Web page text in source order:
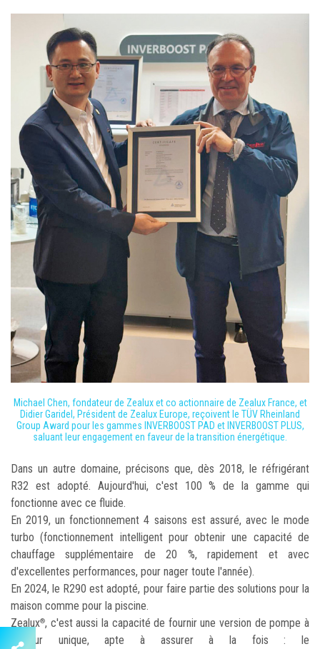
Michael Chen, fondateur de Zealux et co actionnaire de Zealux France, et
Didier Garidel, Président de Zealux Europe, reçoivent le TÜV Rheinland
Group Award pour les gammes INVERBOOST PAD et INVERBOOST PLUS,
saluant leur engagement en faveur de la transition énergétique.
Dans un autre domaine, précisons que, dès 2018, le réfrigérant
R32 est adopté. Aujourd'hui, c'est 100 % de la gamme qui
fonctionne avec ce fluide.
En 2019, un fonctionnement 4 saisons est assuré, avec le mode
turbo (fonctionnement intelligent pour obtenir une capacité de
chauffage supplémentaire de 20 %, rapidement et avec
d'excellentes performances, pour nager toute l'année).
En 2024, le R290 est adopté, pour faire partie des solutions pour la
maison comme pour la piscine.
Zealux®, c'est aussi la capacité de fournir une version de pompe à
chaleur unique, apte à assurer à la fois : le